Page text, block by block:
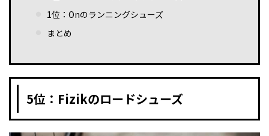
1位：Onのランニングシューズ
まとめ
5位：Fizikのロードシューズ